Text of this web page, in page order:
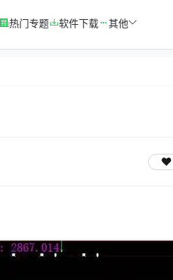
热门专题 软件下载 其他